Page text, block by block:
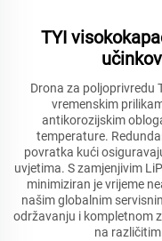
TYI
Drona za poljoprivredu
vremenskim
antikorozijskim
temperature.
povratka kući
uvjetima. S zamjenjivim
minimiziran je vrijeme
našim globalnim
održavanju i kompletnom
na